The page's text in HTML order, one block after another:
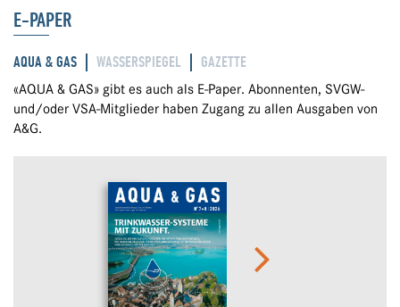
E-PAPER
AQUA & GAS WASSERSPIEGEL GAZETTE
«AQUA & GAS» gibt es auch als E-Paper. Abonnenten, SVGW-
und/oder VSA-Mitglieder haben Zugang zu allen Ausgaben von
A&G.